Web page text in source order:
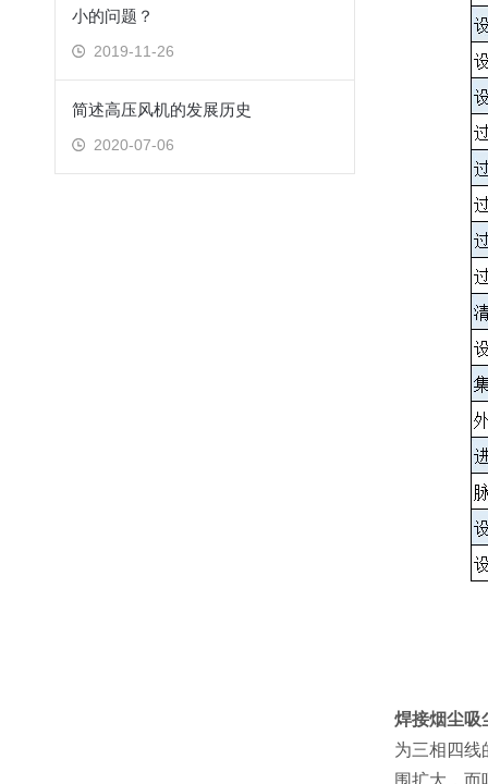
小的问题？
2019-11-26
简述高压风机的发展历史
2020-07-06
焊接烟尘吸
为三相四线
围扩大，